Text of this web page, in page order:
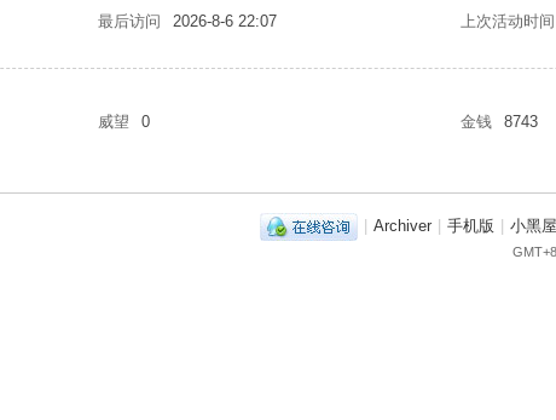
最后访问 2026-8-6 22:07 上次活动时间
威望 0 金钱
8743
Archiver 手机版 小黑屋